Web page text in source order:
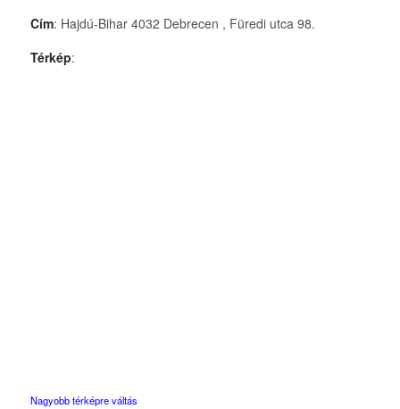
Cím: Hajdú-Bihar 4032 Debrecen , Füredi utca 98.
Térkép:
Nagyobb térképre váltás